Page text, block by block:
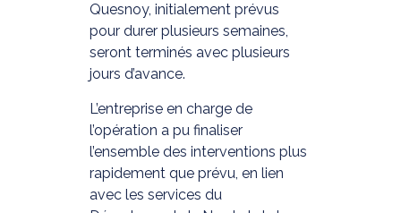
Quesnoy, initialement prévus
pour durer plusieurs semaines,
seront terminés avec plusieurs
jours d’avance.
L’entreprise en charge de
l’opération a pu finaliser
l’ensemble des interventions plus
rapidement que prévu, en lien
avec les services du